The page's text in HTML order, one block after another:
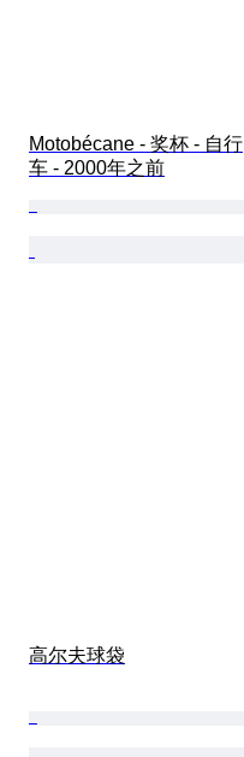
Motobécane - 奖杯 - 自行
车 - 2000年之前
高尔夫球袋